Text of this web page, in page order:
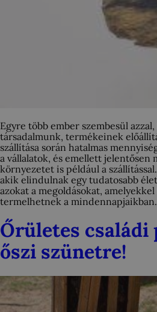
Egyre több ember szembesül
társadalmunk, termékeinek
szállítása során hatalmas
a vállalatok, és emellett jelentősen
környezetet is például a
akik elindulnak egy tudatosabb
azokat a megoldásokat,
termelhetnek a
Őrületes családi
őszi szünetre!